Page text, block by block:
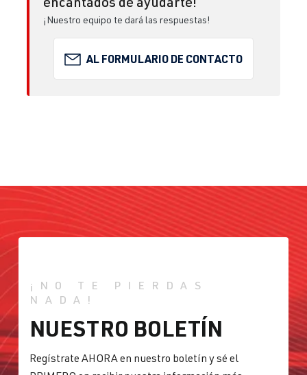
¡Nuestro equipo te dará las respuestas!
AL FORMULARIO DE CONTACTO
¡NO TE PIERDAS
NADA!
NUESTRO BOLETÍN
Regístrate AHORA en nuestro boletín y sé el